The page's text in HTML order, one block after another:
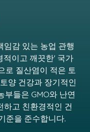
임감 있는 농업 관행
적이고 깨끗한' 국가
로 질산염이 적은 토
양 건강과 장기적인
부들은 GMO와 난연
하고 친환경적인 건
준을 준수합니다.